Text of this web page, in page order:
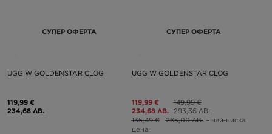
СУПЕР ОФЕРТА
UGG W GOLDENSTAR CLOG
119,99 €
234,68 ЛВ.
СУПЕР ОФЕРТА
UGG W GOLDENSTAR CLOG
119,99 €
234,68 ЛВ.
149,99 €
293,36 ЛВ.
135,49 €
265,00 ЛВ. – най-ниска
цена